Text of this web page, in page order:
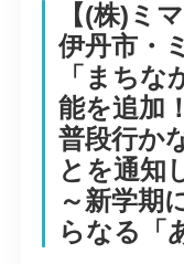
【(株)ミ
伊丹市・
「まち
能を追加！
普段行か
とを通知
～新学期
らなる「